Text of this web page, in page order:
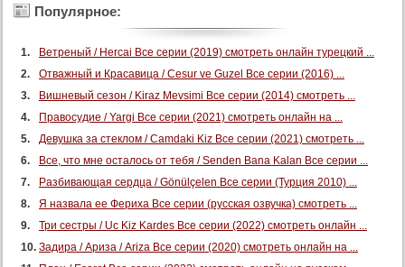
Популярное:
Ветреный / Hercai Все серии (2019) смотреть онлайн турецкий ...
Отважный и Красавица / Cesur ve Guzel Все серии (2016) ...
Вишневый сезон / Kiraz Mevsimi Все серии (2014) смотреть ...
Правосудие / Yargi Все серии (2021) смотреть онлайн на ...
Девушка за стеклом / Camdaki Kiz Все серии (2021) смотреть ...
Все, что мне осталось от тебя / Senden Bana Kalan Все серии ...
Разбивающая сердца / Gönülçelen Все серии (Турция 2010) ...
Я назвала ее Фериха Все серии (русская озвучка) смотреть ...
Три сестры / Uc Kiz Kardes Все серии (2022) смотреть онлайн ...
Задира / Ариза / Ariza Все серии (2020) смотреть онлайн на ...